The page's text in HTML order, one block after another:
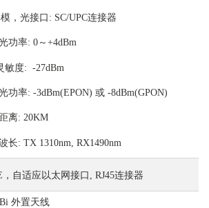
模，光接口: SC/UPC连接器
功率: 0～+4dBm
敏度: -27dBm
功率: -3dBm(EPON) 或 -8dBm(GPON)
离: 20KM
长: TX 1310nm, RX1490nm
，自适应以太网接口, RJ45连接器
外置天线